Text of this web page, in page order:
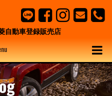
自動車登録販売店